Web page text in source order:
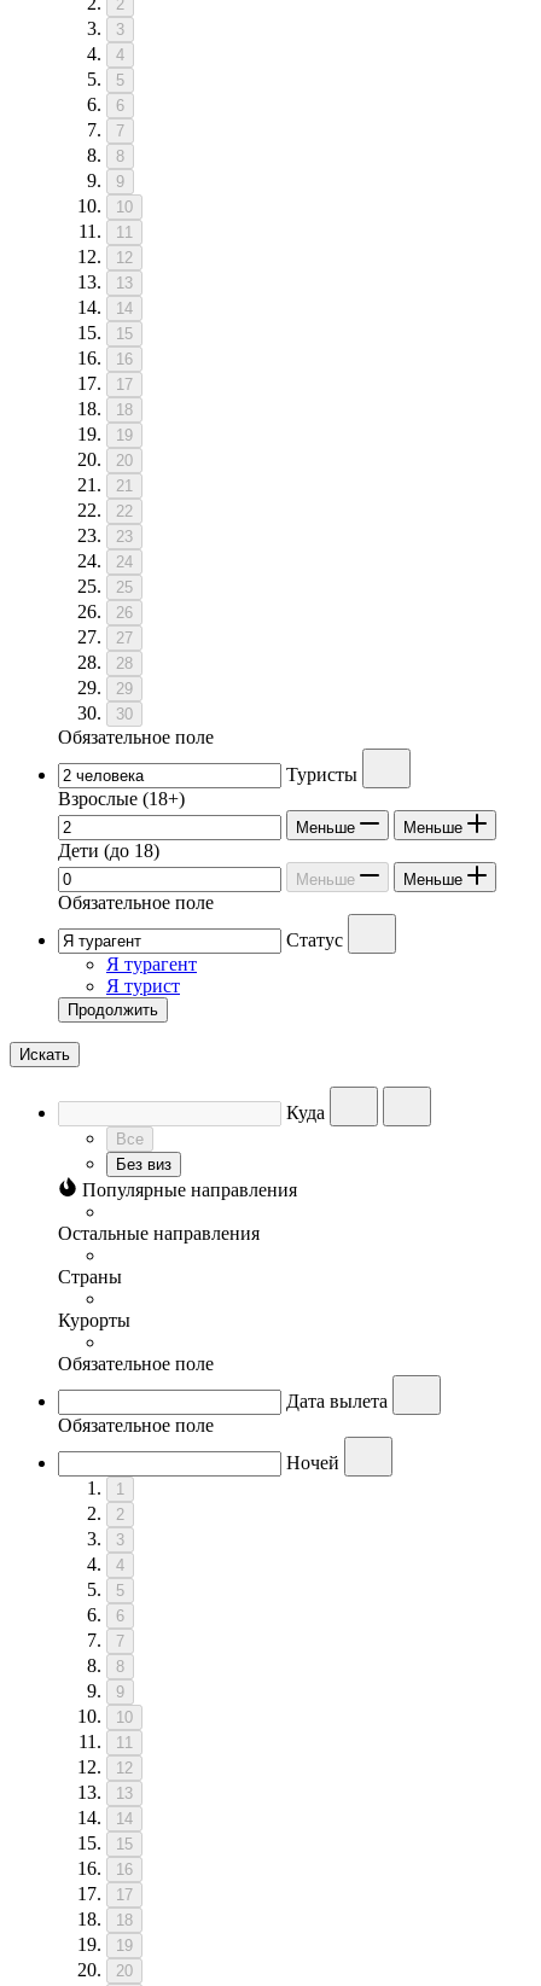
2
3
4
5
6
7
8
9
10
11
12
13
14
15
16
17
18
19
20
21
22
23
24
25
26
27
28
29
30
Обязательное поле
Туристы
Взрослые (18+)
Меньше Меньше
Дети (до 18)
Меньше Меньше
Обязательное поле
Статус
Я турагент
Я турист
Продолжить
Искать
Куда
Все
Без виз
Популярные направления
Остальные направления
Страны
Курорты
Обязательное поле
Дата вылета
Обязательное поле
Ночей
1
2
3
4
5
6
7
8
9
10
11
12
13
14
15
16
17
18
19
20